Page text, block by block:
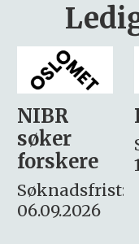
Rektor
Søknadsfrist:
15.09.2026